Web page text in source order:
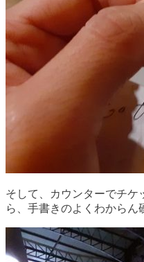
そして、カウンターでチケ
ら、手書きのよくわからん